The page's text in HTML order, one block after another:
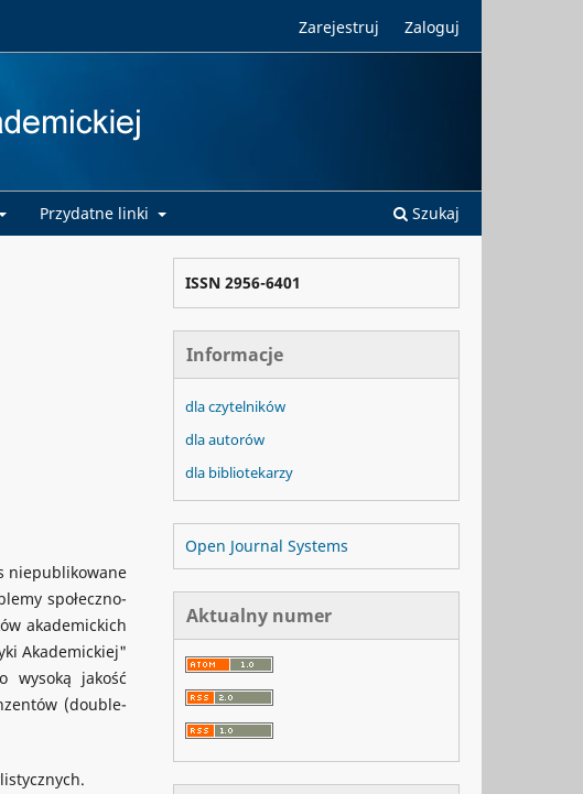
Przydatne linki Szukaj
Zarejestruj Zaloguj
niepublikowane
społeczno-
akademickich
Akademickiej"
wysoką jakość
(double-
ISSN 2956-6401
Informacje
dla czytelników
dla autorów
dla bibliotekarzy
Open Journal Systems
Aktualny numer